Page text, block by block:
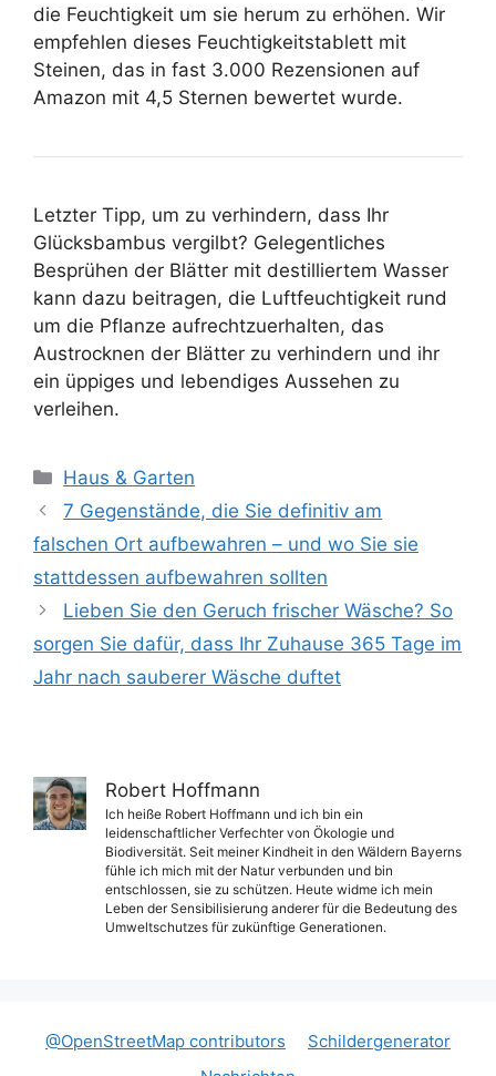
die Feuchtigkeit um sie herum zu erhöhen. Wir
empfehlen dieses Feuchtigkeitstablett mit
Steinen, das in fast 3.000 Rezensionen auf
Amazon mit 4,5 Sternen bewertet wurde.
Letzter Tipp, um zu verhindern, dass Ihr
Glücksbambus vergilbt? Gelegentliches
Besprühen der Blätter mit destilliertem Wasser
kann dazu beitragen, die Luftfeuchtigkeit rund
um die Pflanze aufrechtzuerhalten, das
Austrocknen der Blätter zu verhindern und ihr
ein üppiges und lebendiges Aussehen zu
verleihen.
Kategorien
Haus & Garten
7 Gegenstände, die Sie definitiv am
falschen Ort aufbewahren – und wo Sie sie
stattdessen aufbewahren sollten
Lieben Sie den Geruch frischer Wäsche? So
sorgen Sie dafür, dass Ihr Zuhause 365 Tage im
Jahr nach sauberer Wäsche duftet
Robert Hoffmann
Ich heiße Robert Hoffmann und ich bin ein
leidenschaftlicher Verfechter von Ökologie und
Biodiversität. Seit meiner Kindheit in den Wäldern Bayerns
fühle ich mich mit der Natur verbunden und bin
entschlossen, sie zu schützen. Heute widme ich mein
Leben der Sensibilisierung anderer für die Bedeutung des
Umweltschutzes für zukünftige Generationen.
@OpenStreetMap contributors
Schildergenerator